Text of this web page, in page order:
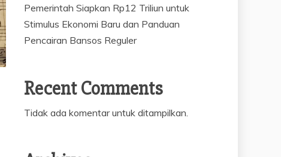
Pemerintah Siapkan Rp12 Triliun untuk
Stimulus Ekonomi Baru dan Panduan
Pencairan Bansos Reguler
Recent Comments
Tidak ada komentar untuk ditampilkan.